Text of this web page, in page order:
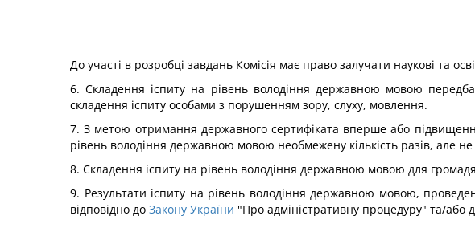
До участі в розробці завдань Комісія має право залучати наукові та
6. Складення іспиту на рівень володіння державною мовою
складення іспиту особами з порушенням зору, слуху, мовлення.
7. З метою отримання державного сертифіката вперше або
рівень володіння державною мовою необмежену кількість разів, але
8. Складення іспиту на рівень володіння державною мовою для
9. Результати іспиту на рівень володіння державною мовою,
відповідно до Закону України "Про адміністративну процедуру" та/або